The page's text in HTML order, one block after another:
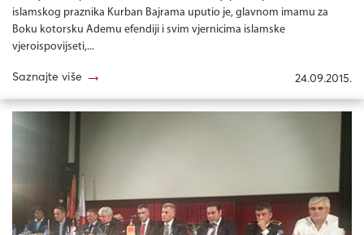
islamskog praznika Kurban Bajrama uputio je, glavnom imamu za
Boku kotorsku Ademu efendiji i svim vjernicima islamske
vjeroispovijseti,...
Saznajte više → 24.09.2015.